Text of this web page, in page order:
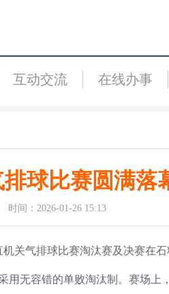
互动交流 在线办事
球比赛圆满落
时间：2026-01-26 15:13
气排球比赛淘汰赛及决赛在石
容错的单败淘汰制。赛场上